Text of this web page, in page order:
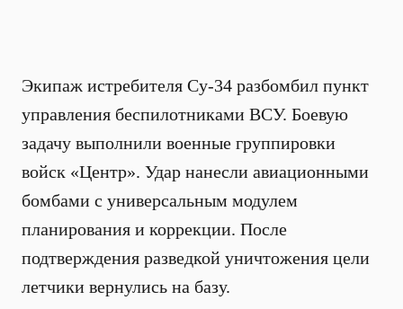
Экипаж истребителя Су-34 разбомбил пункт
управления беспилотниками ВСУ. Боевую
задачу выполнили военные группировки
войск «Центр». Удар нанесли авиационными
бомбами с универсальным модулем
планирования и коррекции. После
подтверждения разведкой уничтожения цели
летчики вернулись на базу.